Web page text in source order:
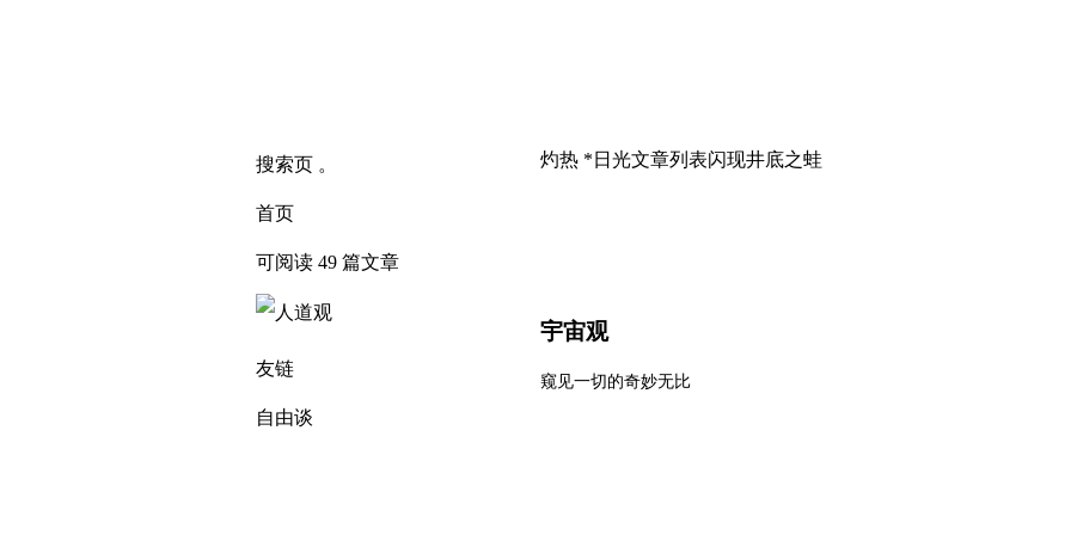
搜索页 。
首页
可阅读 49 篇文章
友链
自由谈
灼热 *日光文章列表闪现井底之蛙
宇宙观
窥见一切的奇妙无比